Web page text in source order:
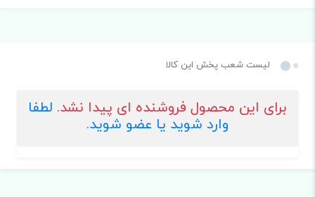
لیست شعب پخش این کالا
برای این محصول فروشنده ای پیدا نشد. لطفا
وارد شوید یا عضو شوید.